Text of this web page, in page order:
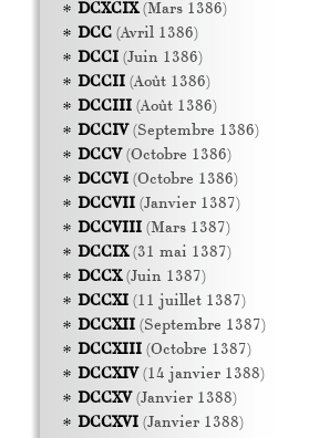
DCXCIX(Mars 1386)
DCC(Avril 1386)
DCCI(Juin 1386)
DCCII(Août 1386)
DCCIII(Août 1386)
DCCIV(Septembre 1386)
DCCV(Octobre 1386)
DCCVI(Octobre 1386)
DCCVII(Janvier 1387)
DCCVIII(Mars 1387)
DCCIX(31 mai 1387)
DCCX(Juin 1387)
DCCXI(11 juillet 1387)
DCCXII(Septembre 1387)
DCCXIII(Octobre 1387)
DCCXIV(14 janvier 1388)
DCCXV(Janvier 1388)
DCCXVI(Janvier 1388)